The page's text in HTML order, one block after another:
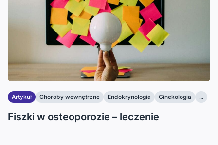
Artykuł Choroby wewnętrzne Endokrynologia Ginekologia ...
Fiszki w osteoporozie – leczenie